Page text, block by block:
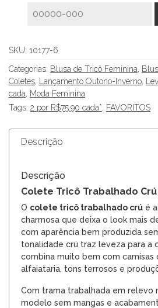
SKU: 10177-6
Categorias: Blusa de Tricô Feminina,
Coletes, Lançamento Outono-Inverno,
cada, Moda Feminina
Tags: 2 por R$75.90 cada*, FAVORITOS
Descrição
Descrição
Colete Tricô Trabalhado Crú
O colete tricô trabalhado crú é
charmosa que deixa o look mais
com aparência bem produzida
tonalidade crú traz leveza para a
combina muito bem com camisas
alfaiataria, tons terrosos e
Com trama trabalhada em relevo
modelo sem mangas e